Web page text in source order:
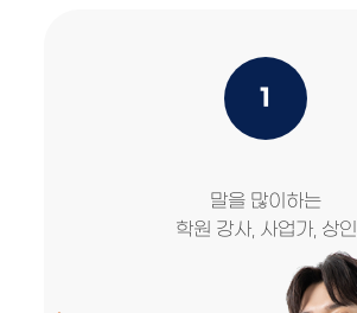
1
말을 많이하는
학원 강사, 사업가, 상인